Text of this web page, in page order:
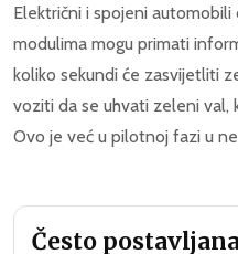
Električni i spojeni
modulima mogu primati
koliko sekundi će zasvijetliti
voziti da se uhvati zeleni val,
Ovo je već u pilotnoj fazi u
Često